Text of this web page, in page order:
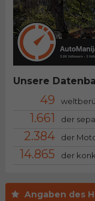
Angaben des
Unsere
49
1.661 der
2.384 der
14.865 der